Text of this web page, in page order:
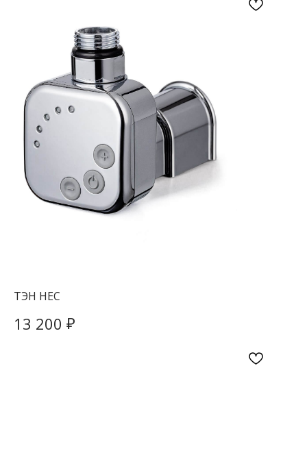
ТЭН HEC
13 200 ₽